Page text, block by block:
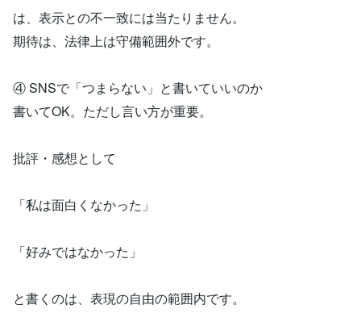
は、表示との不一致には当たりません。
期待は、法律上は守備範囲外です。
④ SNSで「つまらない」と書いていいのか
書いてOK。ただし言い方が重要。
批評・感想として
「私は面白くなかった」
「好みではなかった」
と書くのは、表現の自由の範囲内です。